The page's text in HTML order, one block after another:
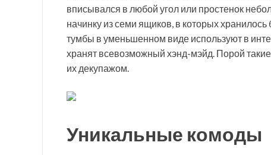
вписывался в любой угол или простенок
начинку из семи ящиков, в которых
тумбы в уменьшенном виде используют в
хранят всевозможный хэнд-мэйд. Порой
их декупажом.
Уникальные комоды